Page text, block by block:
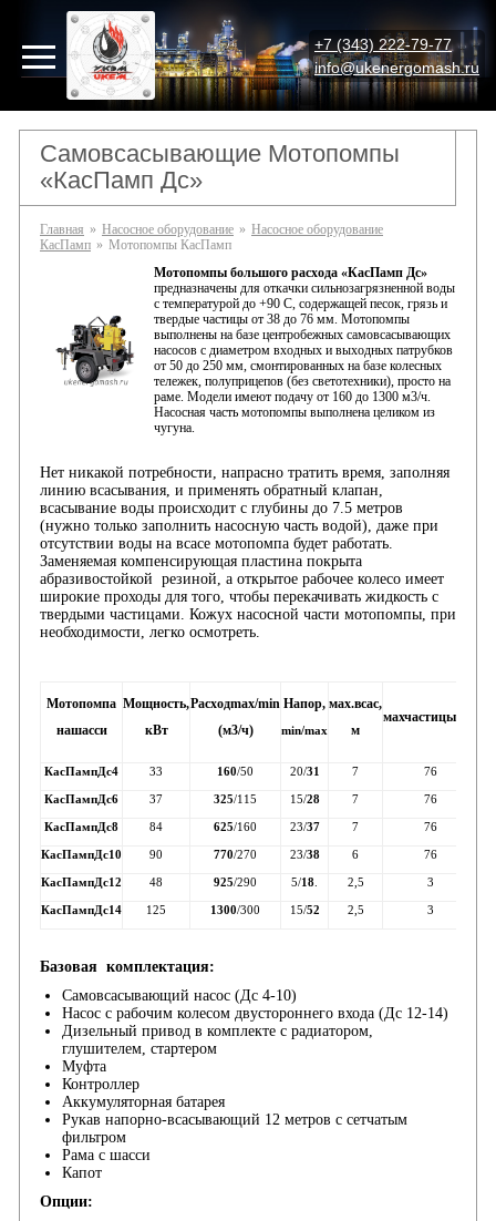
+7 (343) 222-79-77
info@ukenergomash.ru
Самовсасывающие Мотопомпы
«КасПамп Дс»
Главная » Насосное оборудование » Насосное оборудование
КасПамп » Мотопомпы КасПамп
Мотопомпы большого расхода «КасПамп Дс»
предназначены для откачки сильнозагрязненной воды
с температурой до +90 C, содержащей песок, грязь и
твердые частицы от 38 до 76 мм. Мотопомпы
выполнены на базе центробежных самовсасывающих
насосов с диаметром входных и выходных патрубков
от 50 до 250 мм, смонтированных на базе колесных
тележек, полуприцепов (без светотехники), просто на
раме. Модели имеют подачу от 160 до 1300 м3/ч.
Насосная часть мотопомпы выполнена целиком из
чугуна.
Нет никакой потребности, напрасно тратить время, заполняя
линию всасывания, и применять обратный клапан,
всасывание воды происходит с глубины до 7.5 метров
(нужно только заполнить насосную часть водой), даже при
отсутствии воды на всасе мотопомпа будет работать.
Заменяемая компенсирующая пластина покрыта
абразивостойкой резиной, а открытое рабочее колесо имеет
широкие проходы для того, чтобы перекачивать жидкость с
твердыми частицами. Кожух насосной части мотопомпы, при
необходимости, легко осмотреть.
Мотопомпа
нашасси
Мощность,
кВт
Расходmax/min
(м3/ч)
Напор,
min/max
мах.всас,
м
махчастицы,
КасПампДс4 33 160/50 20/31 7 76
КасПампДс6 37 325/115 15/28 7 76
КасПампДс8 84 625/160 23/37 7 76
КасПампДс10 90 770/270 23/38 6 76
КасПампДс12 48 925/290 5/18 2,5 3
КасПампДс14 125 1300/300 15/52 2,5 3
Базовая комплектация:
Самовсасывающий насос (Дс 4-10)
Насос с рабочим колесом двустороннего входа (Дс 12-14)
Дизельный привод в комплекте с радиатором,
глушителем, стартером
Муфта
Контроллер
Аккумуляторная батарея
Рукав напорно-всасывающий 12 метров с сетчатым
фильтром
Рама с шасси
Капот
Опции: